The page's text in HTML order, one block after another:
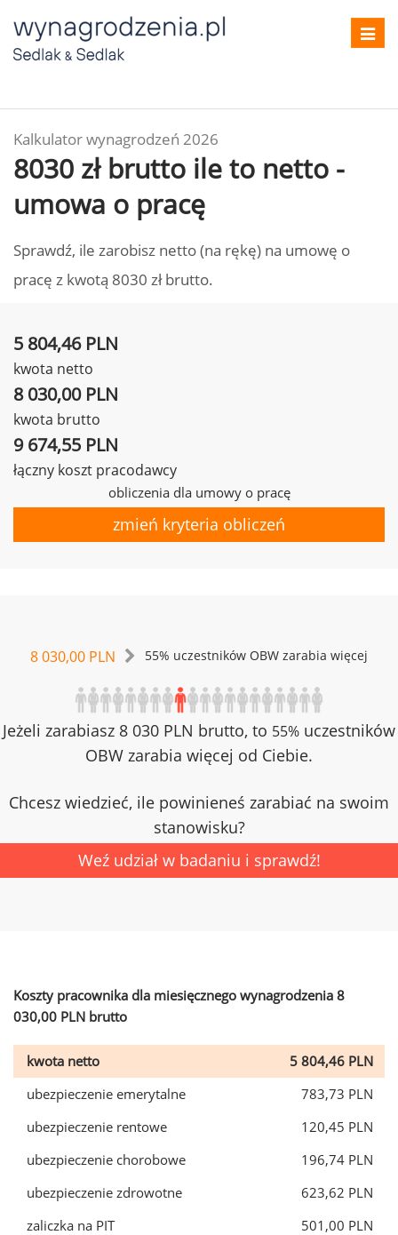
Kalkulator wynagrodzeń 2026
8030 zł brutto ile to netto -
umowa o pracę
Sprawdź, ile zarobisz netto (na rękę) na umowę o
pracę z kwotą 8030 zł brutto.
5 804,46 PLN
kwota netto
8 030,00 PLN
kwota brutto
9 674,55 PLN
łączny koszt pracodawcy
obliczenia dla umowy o pracę
zmień kryteria obliczeń
8 030,00 PLN 55% uczestników OBW zarabia więcej
Jeżeli zarabiasz 8 030 PLN brutto, to 55% uczestników
OBW zarabia więcej od Ciebie.
Chcesz wiedzieć, ile powinieneś zarabiać na swoim
stanowisku?
Weź udział w badaniu i sprawdź!
Koszty pracownika dla miesięcznego wynagrodzenia 8
030,00 PLN brutto
kwota netto
5 804,46 PLN
ubezpieczenie emerytalne
783,73 PLN
ubezpieczenie rentowe
120,45 PLN
ubezpieczenie chorobowe
196,74 PLN
ubezpieczenie zdrowotne
623,62 PLN
zaliczka na PIT
501,00 PLN